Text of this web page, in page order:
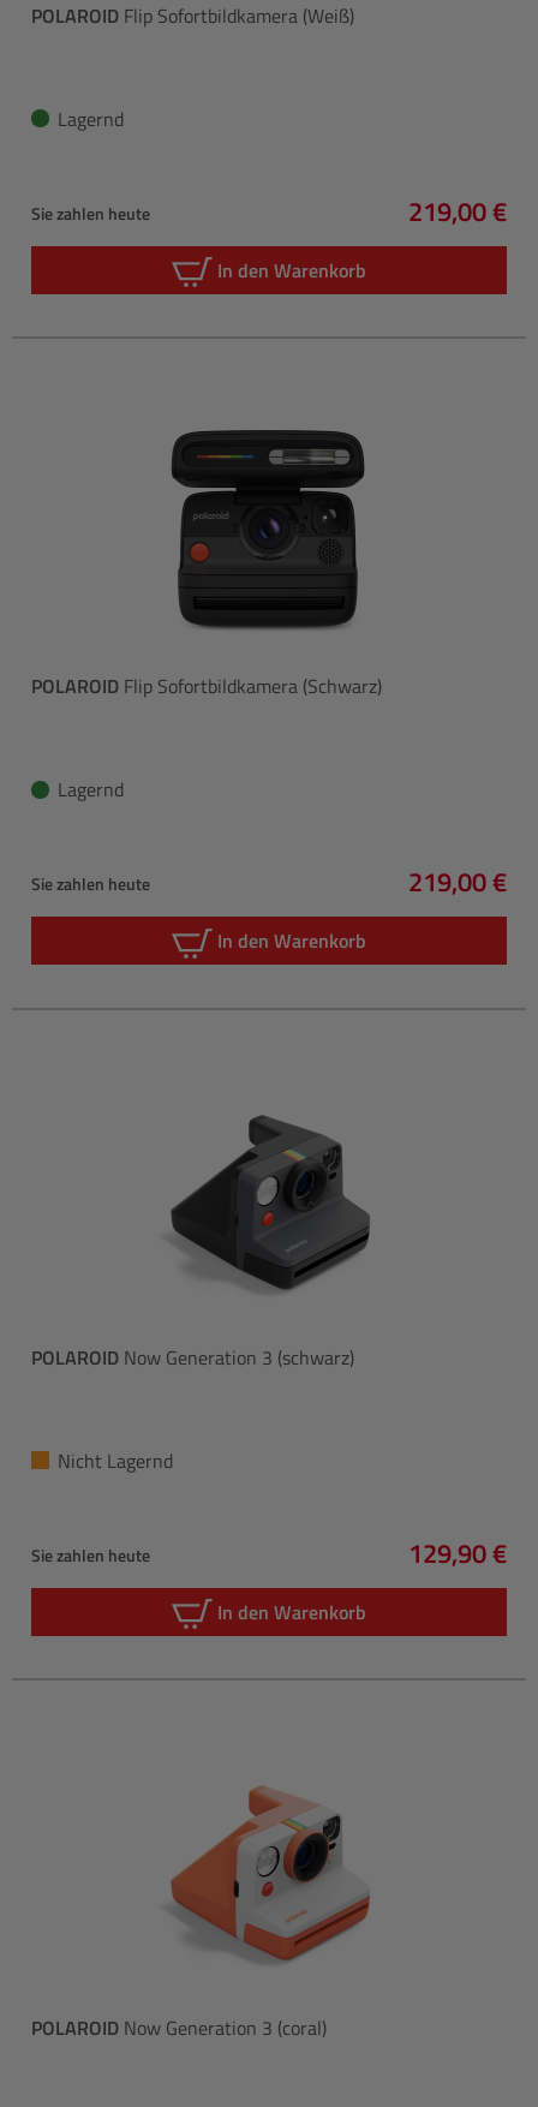
POLAROID Flip Sofortbildkamera (Weiß)
Lagernd
Sie zahlen heute
Regulärer
219,00 €
In den Warenkorb
POLAROID Flip Sofortbildkamera (Schwarz)
Lagernd
Sie zahlen heute
Regulärer
219,00 €
In den Warenkorb
POLAROID Now Generation 3 (schwarz)
Nicht Lagernd
Sie zahlen heute
Regulärer
129,90 €
In den Warenkorb
POLAROID Now Generation 3 (coral)